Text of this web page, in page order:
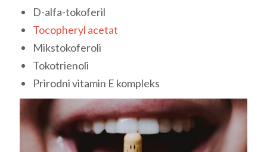
D-alfa-tokoferil
Tocopheryl acetat
Mikstokoferoli
Tokotrienoli
Prirodni vitamin E kompleks